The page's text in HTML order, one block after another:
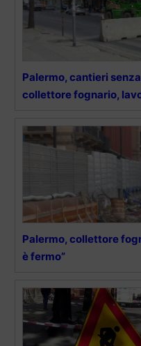
Palermo, cantieri
collettore fognario,
Palermo, collettore
è fermo”